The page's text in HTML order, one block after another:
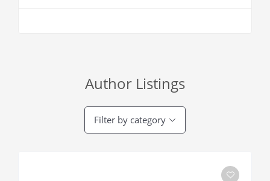
Author Listings
Filter by category